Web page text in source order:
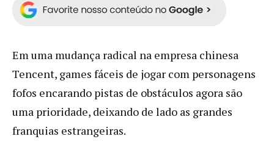
Em uma mudança radical na empresa chinesa
Tencent, games fáceis de jogar com personagens
fofos encarando pistas de obstáculos agora são
uma prioridade, deixando de lado as grandes
franquias estrangeiras.